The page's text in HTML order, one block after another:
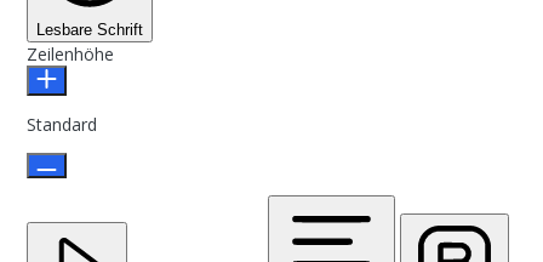
Lesbare Schrift
Zeilenhöhe
Standard